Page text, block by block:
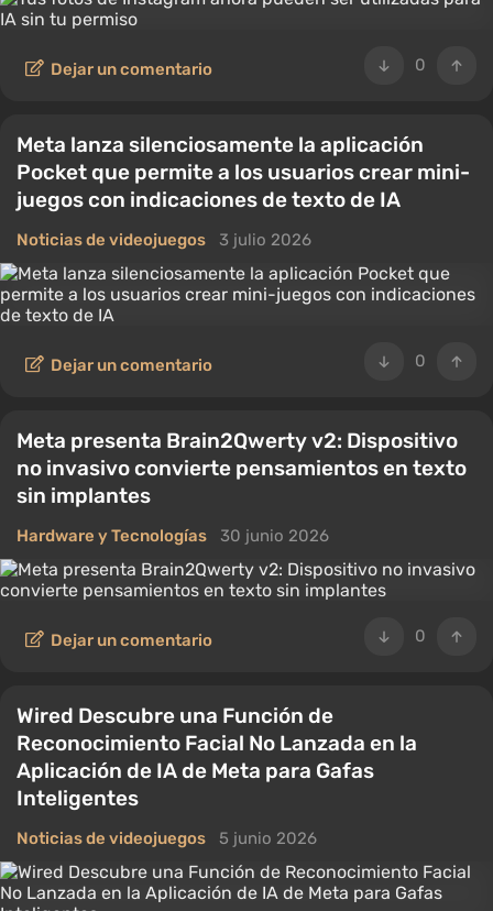
0
Dejar un comentario
Meta lanza silenciosamente la aplicación
Pocket que permite a los usuarios crear mini-
juegos con indicaciones de texto de IA
Noticias de videojuegos 3 julio 2026
0
Dejar un comentario
Meta presenta Brain2Qwerty v2: Dispositivo
no invasivo convierte pensamientos en texto
sin implantes
Hardware y Tecnologías 30 junio 2026
0
Dejar un comentario
Wired Descubre una Función de
Reconocimiento Facial No Lanzada en la
Aplicación de IA de Meta para Gafas
Inteligentes
Noticias de videojuegos 5 junio 2026